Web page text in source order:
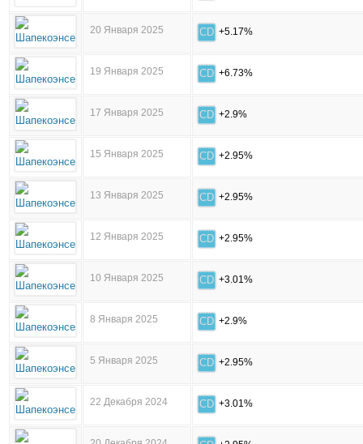
20 Января 2025 CD +5.17%
19 Января 2025 CD +6.73%
17 Января 2025 CD +2.9%
15 Января 2025 CD +2.95%
13 Января 2025 CD +2.95%
12 Января 2025 CD +2.95%
10 Января 2025 CD +3.01%
8 Января 2025 CD +2.9%
5 Января 2025 CD +2.95%
22 Декабря 2024 CD +3.01%